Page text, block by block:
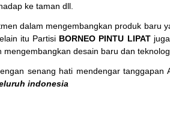
ke taman dll.
dalam mengembangkan produk baru
itu Partisi BORNEO PINTU LIPATjuga
desain baru dan
senang hati mendengar
indonesia